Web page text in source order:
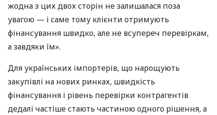
жодна з цих двох сторін не залишалася поза
увагою — і саме тому клієнти отримують
фінансування швидко, але не всупереч перевіркам,
а завдяки їм».
Для українських імпортерів, що нарощують
закупівлі на нових ринках, швидкість
фінансування і рівень перевірки контрагентів
дедалі частіше стають частиною одного рішення, а